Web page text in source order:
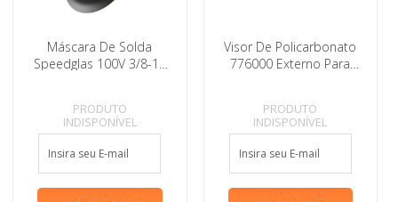
Máscara De Solda
Speedglas 100V 3/8-12
PRODUTO
INDISPONÍVEL
Visor De Policarbonato
776000 Externo Para
PRODUTO
INDISPONÍVEL